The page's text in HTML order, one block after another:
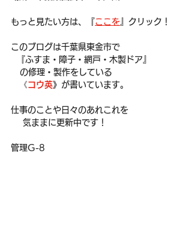
もっと見たい方は、『ここを クリック！
このブログは千葉県東金市で
  『ふすま・障子・網戸・木製ドア』
   の修理・製作をしている
《コウ英》が書いています。
仕事のことや日々のあれこれを
    気ままに更新中です！
管理G-8